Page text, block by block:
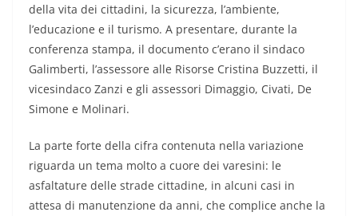
della vita dei cittadini, la sicurezza, l’ambiente,
l’educazione e il turismo. A presentare, durante la
conferenza stampa, il documento c’erano il sindaco
Galimberti, l’assessore alle Risorse Cristina Buzzetti, il
vicesindaco Zanzi e gli assessori Dimaggio, Civati, De
Simone e Molinari.
La parte forte della cifra contenuta nella variazione
riguarda un tema molto a cuore dei varesini: le
asfaltature delle strade cittadine, in alcuni casi in
attesa di manutenzione da anni, che complice anche la